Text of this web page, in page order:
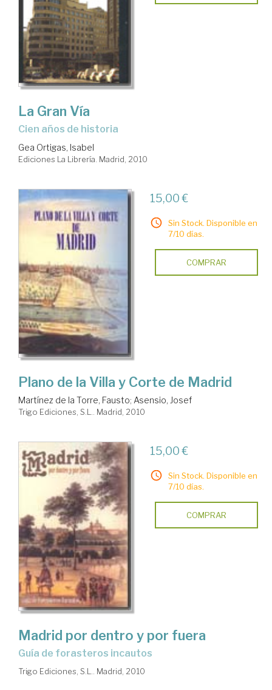
La Gran Vía
cien años de historia
Gea Ortigas, Isabel
Ediciones La Librería. Madrid, 2010
15,00 €
Sin Stock. Disponible en
7/10 días.
COMPRAR
Plano de la Villa y Corte de Madrid
Martínez de la Torre, Fausto; Asensio, Josef
Trigo Ediciones, S.L.. Madrid, 2010
15,00 €
Sin Stock. Disponible en
7/10 días.
COMPRAR
Madrid por dentro y por fuera
guía de forasteros incautos
Trigo Ediciones, S.L.. Madrid, 2010